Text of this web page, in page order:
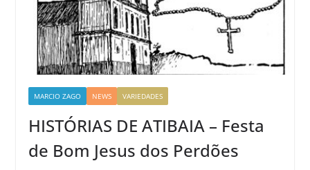
MARCIO ZAGO NEWS VARIEDADES
HISTÓRIAS DE ATIBAIA – Festa
de Bom Jesus dos Perdões